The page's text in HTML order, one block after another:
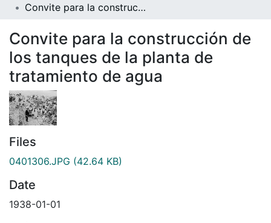
Convite para la construcción de los tanques de la planta de tratamiento de agua
Convite para la construcción de
los tanques de la planta de
tratamiento de agua
Files
0401306.JPG (42.64 KB)
Date
1938-01-01